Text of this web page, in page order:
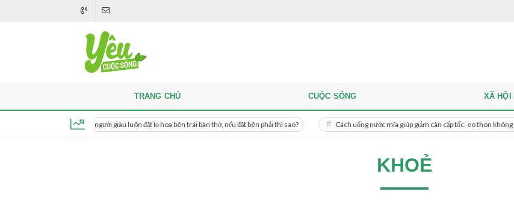
Khi thắp hương, người giàu luôn đặt lọ hoa bên trái bàn thờ, nếu đặt bên phải thì sao? Cách uống nước mía giúp giảm cân cấp tốc, eo thon không hại sức khỏe
TRANG CHỦ CUỘC SỐNG XÃ HỘI
KHOẺ